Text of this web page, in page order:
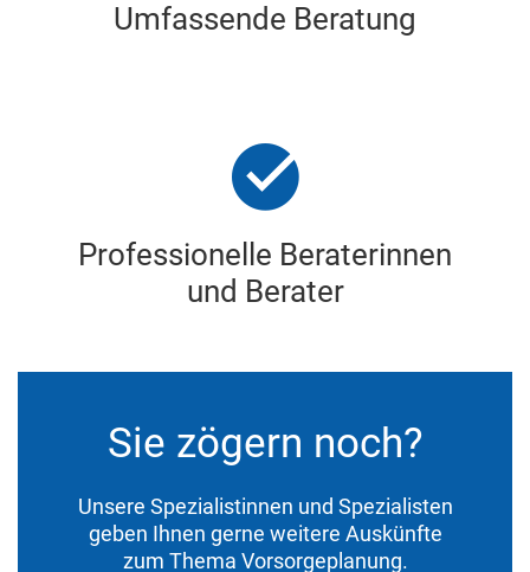
Umfassende Beratung
Professionelle Beraterinnen
und Berater
Sie zögern noch?
Unsere Spezialistinnen und Spezialisten
geben Ihnen gerne weitere Auskünfte
zum Thema Vorsorgeplanung.